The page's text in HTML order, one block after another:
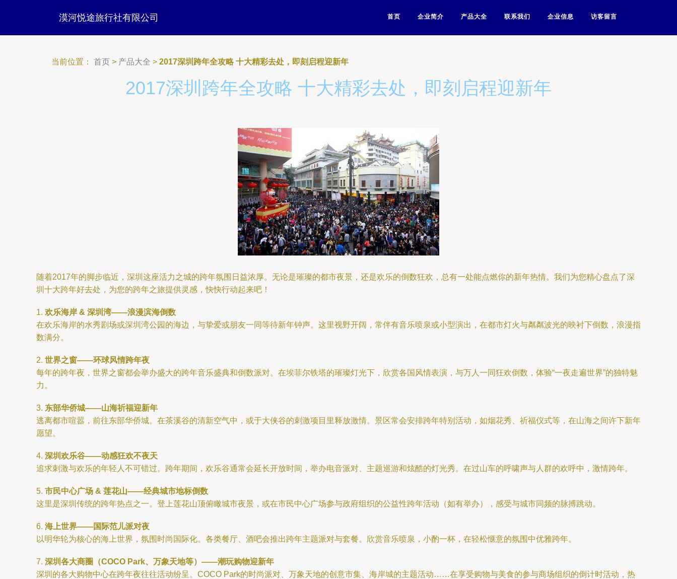
漠河悦途旅行社有限公司 首页 企业简介 产品大全 联系我们 企业信息 访客留言
当前位置： 首页 > 产品大全 > 2017深圳跨年全攻略 十大精彩去处，即刻启程迎新年
2017深圳跨年全攻略 十大精彩去处，即刻启程迎新年
随着2017年的脚步临近，深圳这座活力之城的跨年氛围日益浓厚。无论是璀璨的都市夜景，还是欢乐的倒数狂欢，总有一处能点燃你的新年热情。我们为您精心盘点了深
圳十大跨年好去处，为您的跨年之旅提供灵感，快快行动起来吧！
1. 欢乐海岸 & 深圳湾——浪漫滨海倒数
在欢乐海岸的水秀剧场或深圳湾公园的海边，与挚爱或朋友一同等待新年钟声。这里视野开阔，常伴有音乐喷泉或小型演出，在都市灯火与粼粼波光的映衬下倒数，浪漫指
数满分。
2. 世界之窗——环球风情跨年夜
每年的跨年夜，世界之窗都会举办盛大的跨年音乐盛典和倒数派对。在埃菲尔铁塔的璀璨灯光下，欣赏各国风情表演，与万人一同狂欢倒数，体验“一夜走遍世界”的独特魅
力。
3. 东部华侨城——山海祈福迎新年
逃离都市喧嚣，前往东部华侨城。在茶溪谷的清新空气中，或于大侠谷的刺激项目里释放激情。景区常会安排跨年特别活动，如烟花秀、祈福仪式等，在山海之间许下新年
愿望。
4. 深圳欢乐谷——动感狂欢不夜天
追求刺激与欢乐的年轻人不可错过。跨年期间，欢乐谷通常会延长开放时间，举办电音派对、主题巡游和炫酷的灯光秀。在过山车的呼啸声与人群的欢呼中，激情跨年。
5. 市民中心广场 & 莲花山——经典城市地标倒数
这里是深圳传统的跨年热点之一。登上莲花山顶俯瞰城市夜景，或在市民中心广场参与政府组织的公益性跨年活动（如有举办），感受与城市同频的脉搏跳动。
6. 海上世界——国际范儿派对夜
以明华轮为核心的海上世界，氛围时尚国际化。各类餐厅、酒吧会推出跨年主题派对与套餐。欣赏音乐喷泉，小酌一杯，在轻松惬意的氛围中优雅跨年。
7. 深圳各大商圈（COCO Park、万象天地等）——潮玩购物迎新年
深圳的各大购物中心在跨年夜往往活动纷呈。COCO Park的时尚派对、万象天地的创意市集、海岸城的主题活动……在享受购物与美食的参与商场组织的倒计时活动，热